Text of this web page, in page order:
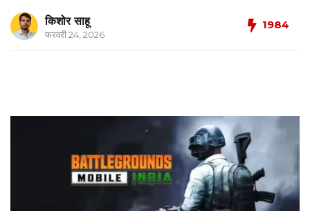
किशोर साहू
फरवरी 24, 2026
1984